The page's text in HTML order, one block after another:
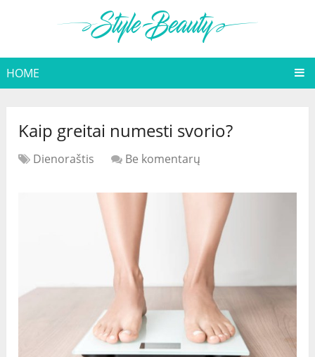
HOME
Kaip greitai numesti svorio?
Dienoraštis Be komentarų